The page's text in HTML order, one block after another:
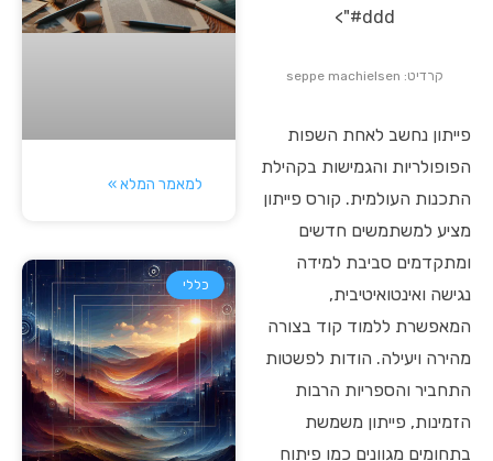
#ddd">
קרדיט: seppe machielsen
פייתון נחשב לאחת השפות
הפופולריות והגמישות בקהילת
התכנות העולמית. קורס פייתון
מציע למשתמשים חדשים
ומתקדמים סביבת למידה
נגישה ואינטואיטיבית,
המאפשרת ללמוד קוד בצורה
מהירה ויעילה. הודות לפשטות
התחביר והספריות הרבות
הזמינות, פייתון משמשת
בתחומים מגוונים כמו פיתוח
למאמר המלא »
כללי